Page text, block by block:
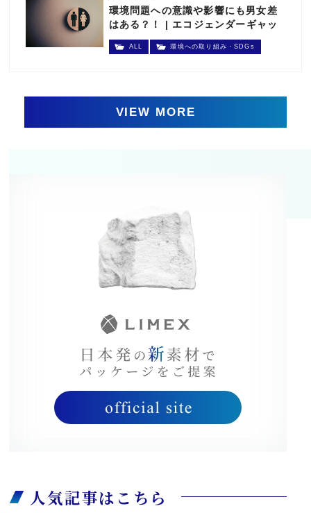
環境問題への意識や影響にも男女差
はある？！ | エコジェンダーギャッ
プとは
ALL 環境への取り組み・SDGs
VIEW MORE
人気記事はこちら